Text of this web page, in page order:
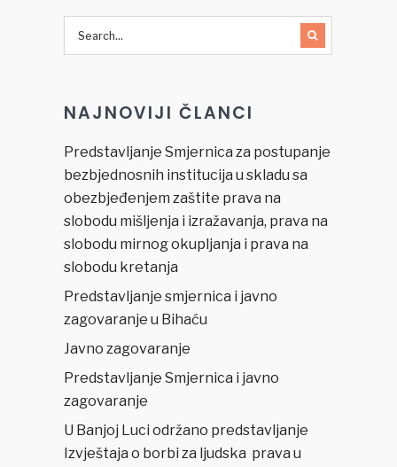
Bosni i
Hercegovini
NAJNOVIJI ČLANCI
Predstavljanje Smjernica za postupanje
bezbjednosnih institucija u skladu sa
obezbjeđenjem zaštite prava na
slobodu mišljenja i izražavanja, prava na
slobodu mirnog okupljanja i prava na
slobodu kretanja
Predstavljanje smjernica i javno
zagovaranje u Bihaću
Javno zagovaranje
Predstavljanje Smjernica i javno
zagovaranje
U Banjoj Luci održano predstavljanje
Izvještaja o borbi za ljudska prava u